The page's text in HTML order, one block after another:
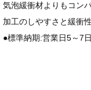
気泡緩衝材よりもコン
加工のしやすさと緩衝
●標準納期:営業日5～7